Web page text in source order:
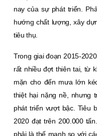
nay của sự phát triển.
hướng chất lượng, xây
tiêu thụ.
Trong giai đoạn 2015-
rất nhiều đợt thiên tai, từ
mặn cho đến mưa lớn
thiệt hại nặng nề, nhưng
phát triển vượt bậc. Tiêu
2020 đạt trên 200.000
phải là thế mạnh so với